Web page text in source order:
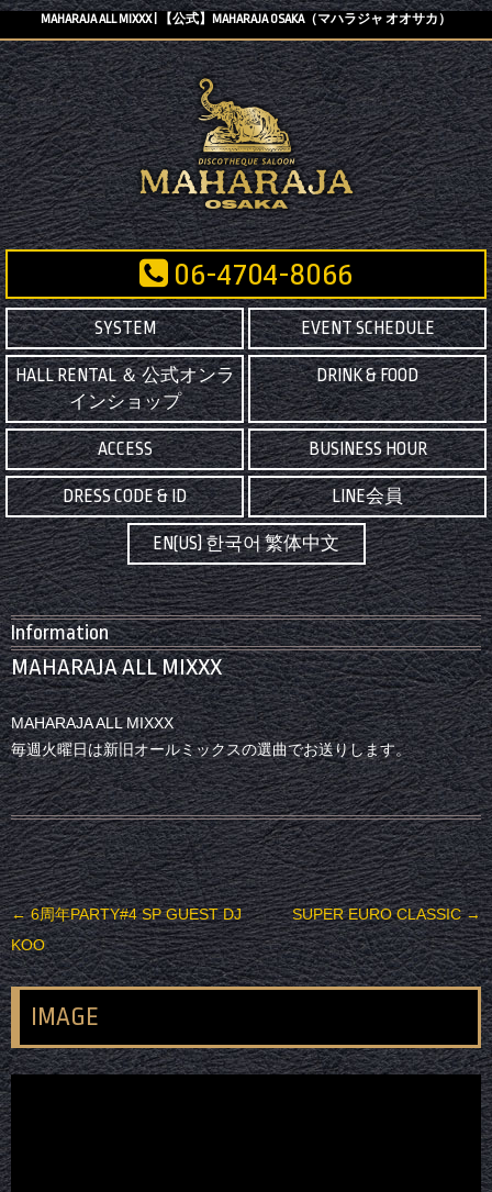
MAHARAJA ALL MIXXX | 【公式】MAHARAJA OSAKA（マハラジャ オオサカ）
06-4704-8066
SYSTEM EVENT SCHEDULE
HALL RENTAL ＆ 公式オンラ
インショップ
DRINK & FOOD
ACCESS BUSINESS HOUR
DRESS CODE & ID LINE会員
EN(US) 한국어 繁体中文
Information
MAHARAJA ALL MIXXX
MAHARAJA ALL MIXXX
毎週火曜日は新旧オールミックスの選曲でお送りします。
投稿ナビゲーション
←6周年PARTY#4 SP GUEST DJ
KOO
SUPER EURO CLASSIC→
IMAGE